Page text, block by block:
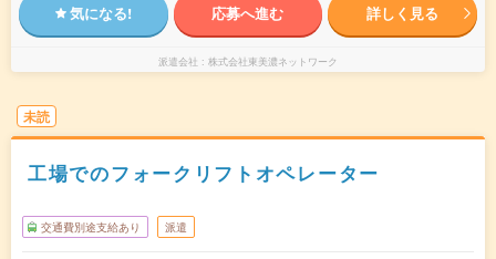
気になる! 応募へ進む 詳しく見る
派遣会社 株式会社東美濃ネットワーク
未読
工場でのフォークリフトオペレーター
交通費別途支給あり 派遣